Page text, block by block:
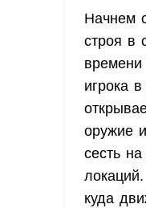
Начнем
строя в
времени
игрока
оружие
сесть
куда